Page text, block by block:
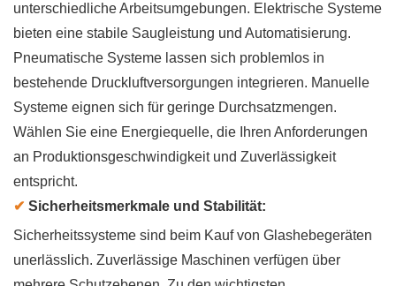
unterschiedliche Arbeitsumgebungen. Elektrische Systeme
bieten eine stabile Saugleistung und Automatisierung.
Pneumatische Systeme lassen sich problemlos in
bestehende Druckluftversorgungen integrieren. Manuelle
Systeme eignen sich für geringe Durchsatzmengen.
Wählen Sie eine Energiequelle, die Ihren Anforderungen
an Produktionsgeschwindigkeit und Zuverlässigkeit
entspricht.
✔ Sicherheitsmerkmale und Stabilität:
Sicherheitssysteme sind beim Kauf von Glashebegeräten
unerlässlich. Zuverlässige Maschinen verfügen über